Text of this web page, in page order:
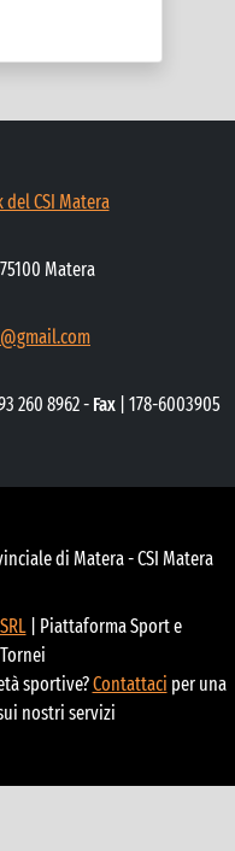
CSI Matera
Matera
260 8962 - Fax | 178-6003905
di Matera - CSI Matera
| Piattaforma Sport e
sportive?Contattaci per una
nostri servizi